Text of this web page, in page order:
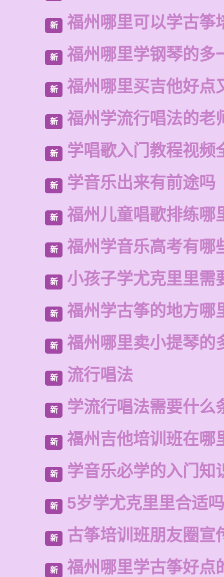
新 福州哪里可以学古筝
新 福州哪里学钢琴的多
新 福州哪里买吉他好点
新 福州学流行唱法的老
新 学唱歌入门教程视频
新 学音乐出来有前途吗
新 福州儿童唱歌排练哪
新 福州学音乐高考有哪
新 小孩子学尤克里里需
新 福州学古筝的地方哪
新 福州哪里卖小提琴的
新 流行唱法
新 学流行唱法需要什么
新 福州吉他培训班在哪
新 学音乐必学的入门知
新 5岁学尤克里里合适
新 古筝培训班朋友圈宣
新 福州哪里学古筝好点